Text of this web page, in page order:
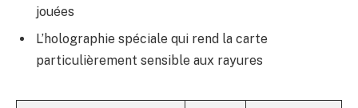
jouées
L’holographie spéciale qui rend la carte
particulièrement sensible aux rayures